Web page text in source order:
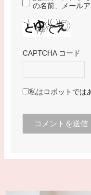
の名前、メール
CAPTCHA コード
私はロボットでは